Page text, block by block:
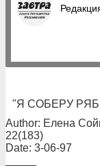
"Я СОБЕРУ
Author: Елена
22(183)
Date: 3-06-97